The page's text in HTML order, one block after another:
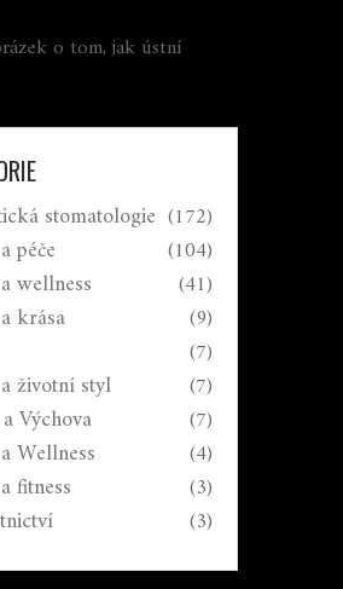
o tom, jak ústní
stomatologie (172)
péče (104)
wellness (41)
krása (9)
(7)
životní styl (7)
Výchova (7)
Wellness (4)
fitness (3)
(3)